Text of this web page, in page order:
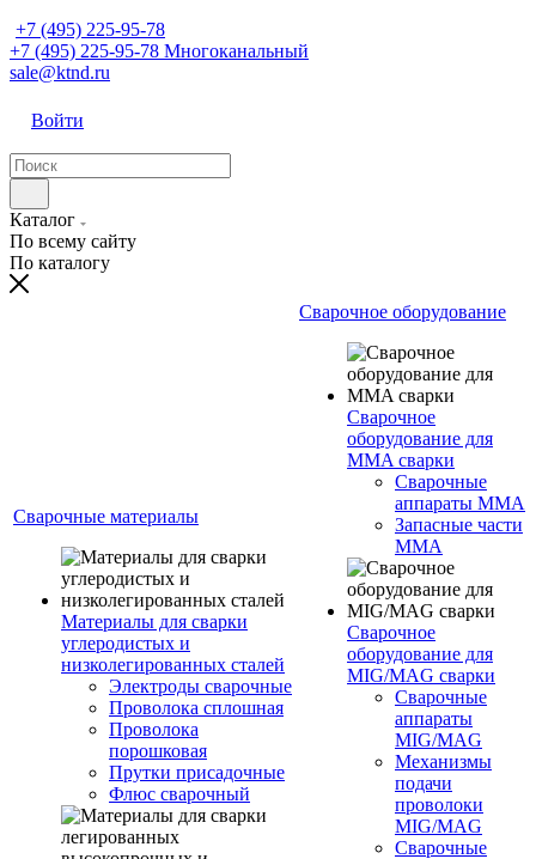
+7 (495) 225-95-78
+7 (495) 225-95-78 Многоканальный
sale@ktnd.ru
Войти
Каталог
По всему сайту
По каталогу
Сварочные материалы
Материалы для сварки
углеродистых и
низколегированных сталей
Электроды сварочные
Проволока сплошная
Проволока
порошковая
Прутки присадочные
Флюс сварочный
Сварочное оборудование
Сварочное
оборудование для
MMA сварки
Сварочные
аппараты MMA
Запасные части
MMA
Сварочное
оборудование для
MIG/MAG сварки
Сварочные
аппараты
MIG/MAG
Механизмы
подачи
проволоки
MIG/MAG
Сварочные